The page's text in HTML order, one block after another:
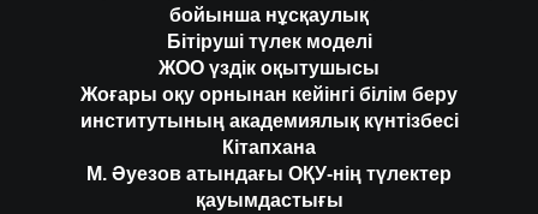
бойынша нұсқаулық
Бітіруші түлек моделі
ЖОО үздік оқытушысы
Жоғары оқу орнынан кейінгі білім беру
институтының академиялық күнтізбесі
Кітапхана
М. Әуезов атындағы ОҚУ-нің түлектер
қауымдастығы